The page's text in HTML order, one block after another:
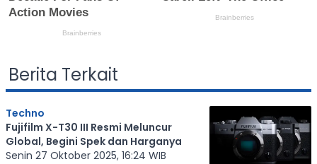
Berita Terkait
Techno
Fujifilm X-T30 III Resmi Meluncur
Global, Begini Spek dan Harganya
Senin 27 Oktober 2025, 16:24 WIB